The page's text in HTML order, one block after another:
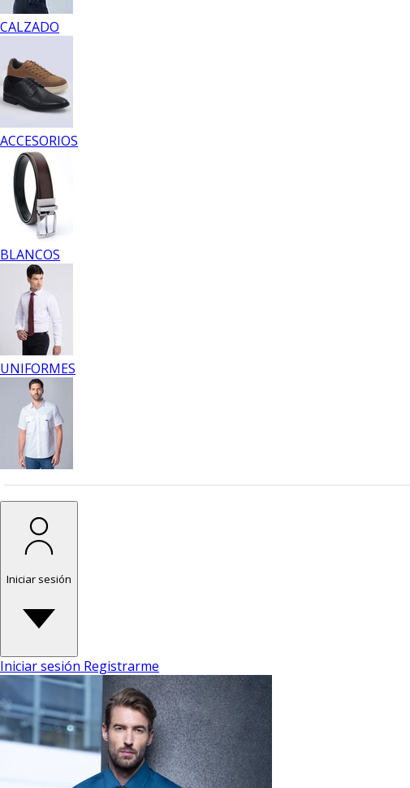
CALZADO
ACCESORIOS
BLANCOS
UNIFORMES
Iniciar sesión
Iniciar sesión Registrarme